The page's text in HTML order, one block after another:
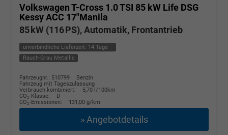
Volkswagen T-Cross 1.0 TSI 85 kW Life DSG
Kessy ACC 17"Manila
85 kW (116 PS), Automatik, Frontantrieb
unverbindliche Lieferzeit: 14 Tage
Rauch-Grau Metallic
Fahrzeugnr.: 510799
Benzin
Fahrzeug mit Tageszulassung
Verbrauch kombiniert:
5,70 l/100km
CO2-Klasse:
D
CO2-Emissionen: 131,00 g/km
» Angebotdetails